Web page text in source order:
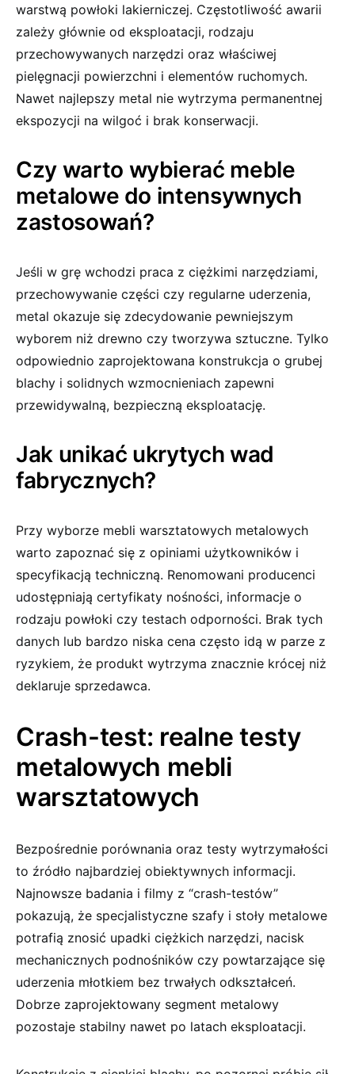
warstwą powłoki lakierniczej. Częstotliwość awarii
zależy głównie od eksploatacji, rodzaju
przechowywanych narzędzi oraz właściwej
pielęgnacji powierzchni i elementów ruchomych.
Nawet najlepszy metal nie wytrzyma permanentnej
ekspozycji na wilgoć i brak konserwacji.
Czy warto wybierać meble
metalowe do intensywnych
zastosowań?
Jeśli w grę wchodzi praca z ciężkimi narzędziami,
przechowywanie części czy regularne uderzenia,
metal okazuje się zdecydowanie pewniejszym
wyborem niż drewno czy tworzywa sztuczne. Tylko
odpowiednio zaprojektowana konstrukcja o grubej
blachy i solidnych wzmocnieniach zapewni
przewidywalną, bezpieczną eksploatację.
Jak unikać ukrytych wad
fabrycznych?
Przy wyborze mebli warsztatowych metalowych
warto zapoznać się z opiniami użytkowników i
specyfikacją techniczną. Renomowani producenci
udostępniają certyfikaty nośności, informacje o
rodzaju powłoki czy testach odporności. Brak tych
danych lub bardzo niska cena często idą w parze z
ryzykiem, że produkt wytrzyma znacznie krócej niż
deklaruje sprzedawca.
Crash-test: realne testy
metalowych mebli
warsztatowych
Bezpośrednie porównania oraz testy wytrzymałości
to źródło najbardziej obiektywnych informacji.
Najnowsze badania i filmy z “crash-testów”
pokazują, że specjalistyczne szafy i stoły metalowe
potrafią znosić upadki ciężkich narzędzi, nacisk
mechanicznych podnośników czy powtarzające się
uderzenia młotkiem bez trwałych odkształceń.
Dobrze zaprojektowany segment metalowy
pozostaje stabilny nawet po latach eksploatacji.